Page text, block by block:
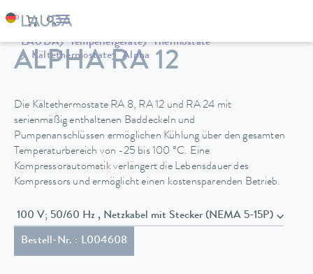
LAUDA Temperiergeräte
Thermostate
Kältethermostate
Alpha
ALPHA RA 12
Die Kältethermostate RA 8, RA 12 und RA 24 mit
serienmäßig enthaltenen Baddeckeln und
Pumpenanschlüssen ermöglichen Kühlung über den gesamten
Temperaturbereich von -25 bis 100 °C. Eine
Kompressorautomatik verlängert die Lebensdauer des
Kompressors und ermöglicht einen kostensparenden Betrieb.
100 V; 50/60 Hz , Netzkabel mit Stecker (NEMA 5-15P)
Bestell-Nr. : L004608